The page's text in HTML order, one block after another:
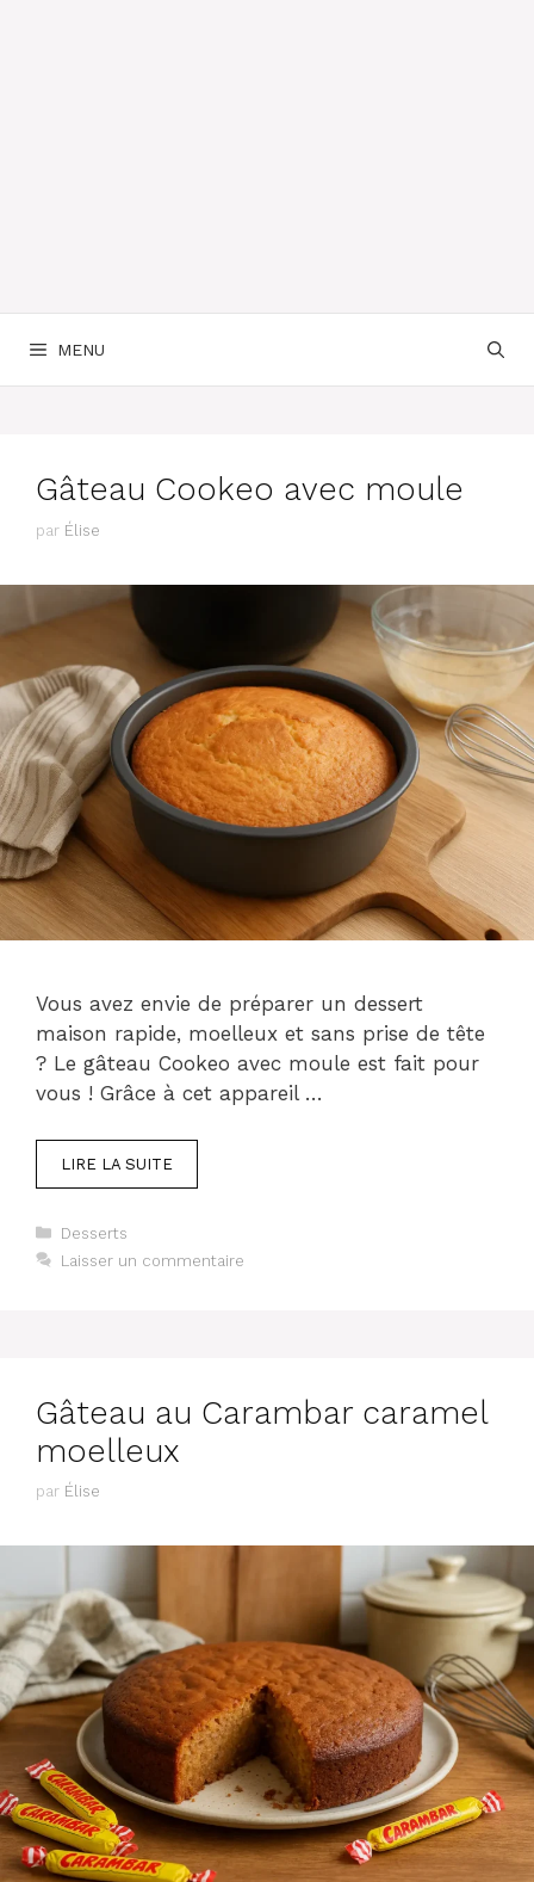
MENU
Gâteau Cookeo avec moule
par Élise
Vous avez envie de préparer un dessert
maison rapide, moelleux et sans prise de tête
? Le gâteau Cookeo avec moule est fait pour
vous ! Grâce à cet appareil …
LIRE LA SUITE
Catégories
Desserts
Laisser un commentaire
Gâteau au Carambar caramel
moelleux
par Élise